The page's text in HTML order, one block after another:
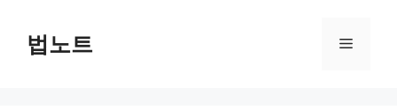
법노트 메